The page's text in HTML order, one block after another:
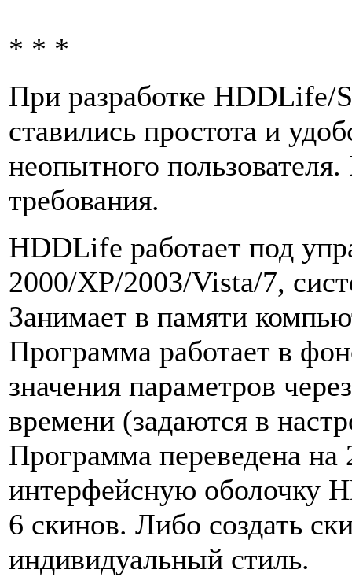
* * *
При разработке HDDLife/
ставились простота и
неопытного
требования.
HDDLife работает под
2000/XP/2003/Vista/7,
Занимает в памяти
Программа работает в
значения параметров
времени (задаются в
Программа переведена
интерфейсную оболочку
6 скинов. Либо создать
индивидуальный стиль.